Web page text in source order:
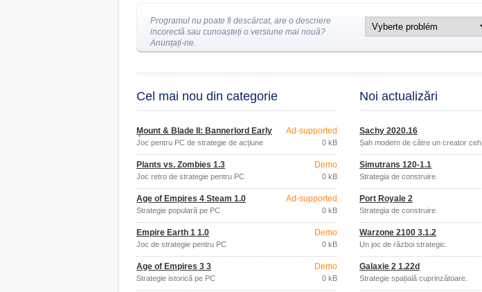
Programul nu poate fi descărcat, are o descriere
incorectă sau cunoașteți o versiune mai nouă?
Anunțați-ne.
Cel mai nou din categorie
Mount & Blade II: Bannerlord Early
Access
Joc pentru PC de strategie de acțiune
Ad-supported
0 kB
Plants vs. Zombies 1.3
Joc retro de strategie pentru PC
Demo
0 kB
Age of Empires 4 Steam 1.0
Strategie populară pe PC
Ad-supported
0 kB
Empire Earth 1 1.0
Joc de strategie pentru PC
Demo
0 kB
Age of Empires 3 3
Strategie istorică pe PC
Demo
0 kB
Noi actualizări
Šachy 2020.16
Șah modern de către un creator ceh
Simutrans 120-1.1
Strategia de construire.
Port Royale 2
Strategia de construire.
Warzone 2100 3.1.2
Un joc de război strategic.
Galaxie 2 1.22d
Strategie spațială cuprinzătoare.